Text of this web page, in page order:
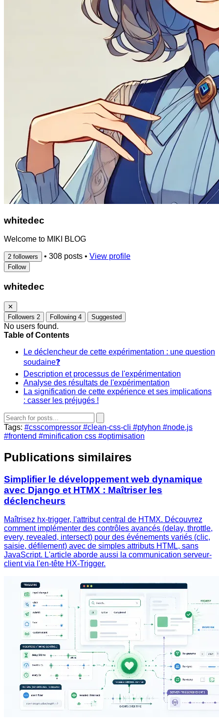
whitedec
Welcome to MIKI BLOG
2 followers • 308 posts • View profile
Follow
whitedec
✕
Followers 2 Following 4 Suggested
No users found.
Table of Contents
Le déclencheur de cette expérimentation : une question
soudaine❓
Description et processus de l'expérimentation
Analyse des résultats de l'expérimentation
La signification de cette expérience et ses implications
: casser les préjugés !
Tags: #csscompressor #clean-css-cli #ptyhon #node.js
#frontend #minification css #optimisation
Publications similaires
Simplifier le développement web dynamique
avec Django et HTMX : Maîtriser les
déclencheurs
Maîtrisez hx-trigger, l'attribut central de HTMX. Découvrez
comment implémenter des contrôles avancés (delay, throttle,
every, revealed, intersect) pour des événements variés (clic,
saisie, défilement) avec de simples attributs HTML, sans
JavaScript. L'article aborde aussi la communication serveur-
client via l'en-tête HX-Trigger.